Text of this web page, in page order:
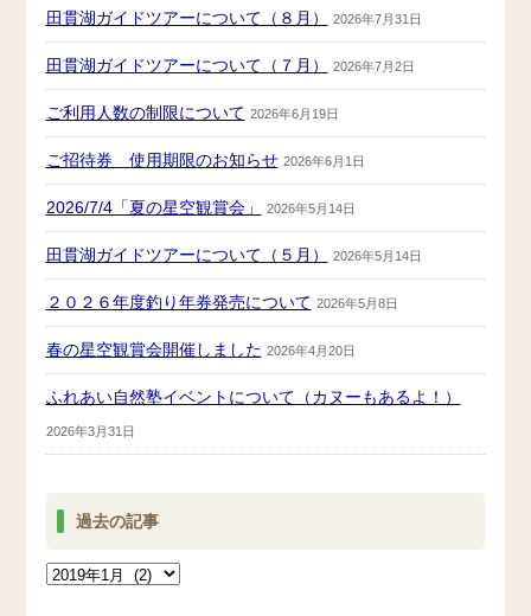
田貫湖ガイドツアーについて（８月） 2026年7月31日
田貫湖ガイドツアーについて（７月） 2026年7月2日
ご利用人数の制限について 2026年6月19日
ご招待券 使用期限のお知らせ 2026年6月1日
2026/7/4「夏の星空観賞会」 2026年5月14日
田貫湖ガイドツアーについて（５月） 2026年5月14日
２０２６年度釣り年券発売について 2026年5月8日
春の星空観賞会開催しました 2026年4月20日
ふれあい自然塾イベントについて（カヌーもあるよ！）
2026年3月31日
過去の記事
過